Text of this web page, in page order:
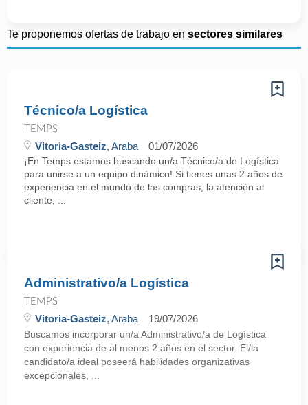
Te proponemos ofertas de trabajo en sectores similares
Técnico/a Logística
TEMPS
Vitoria-Gasteiz, Araba 01/07/2026
¡En Temps estamos buscando un/a Técnico/a de Logística
para unirse a un equipo dinámico! Si tienes unas 2 años de
experiencia en el mundo de las compras, la atención al
cliente, ...
Administrativo/a Logística
TEMPS
Vitoria-Gasteiz, Araba 19/07/2026
Buscamos incorporar un/a Administrativo/a de Logística
con experiencia de al menos 2 años en el sector. El/la
candidato/a ideal poseerá habilidades organizativas
excepcionales, ...